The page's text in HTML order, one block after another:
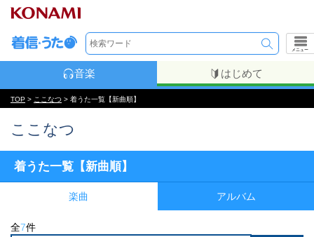
メニュー
音楽 はじめて
TOP > ここなつ > 着うた一覧【新曲順】
ここなつ
着うた一覧【新曲順】
楽曲 アルバム
全7件